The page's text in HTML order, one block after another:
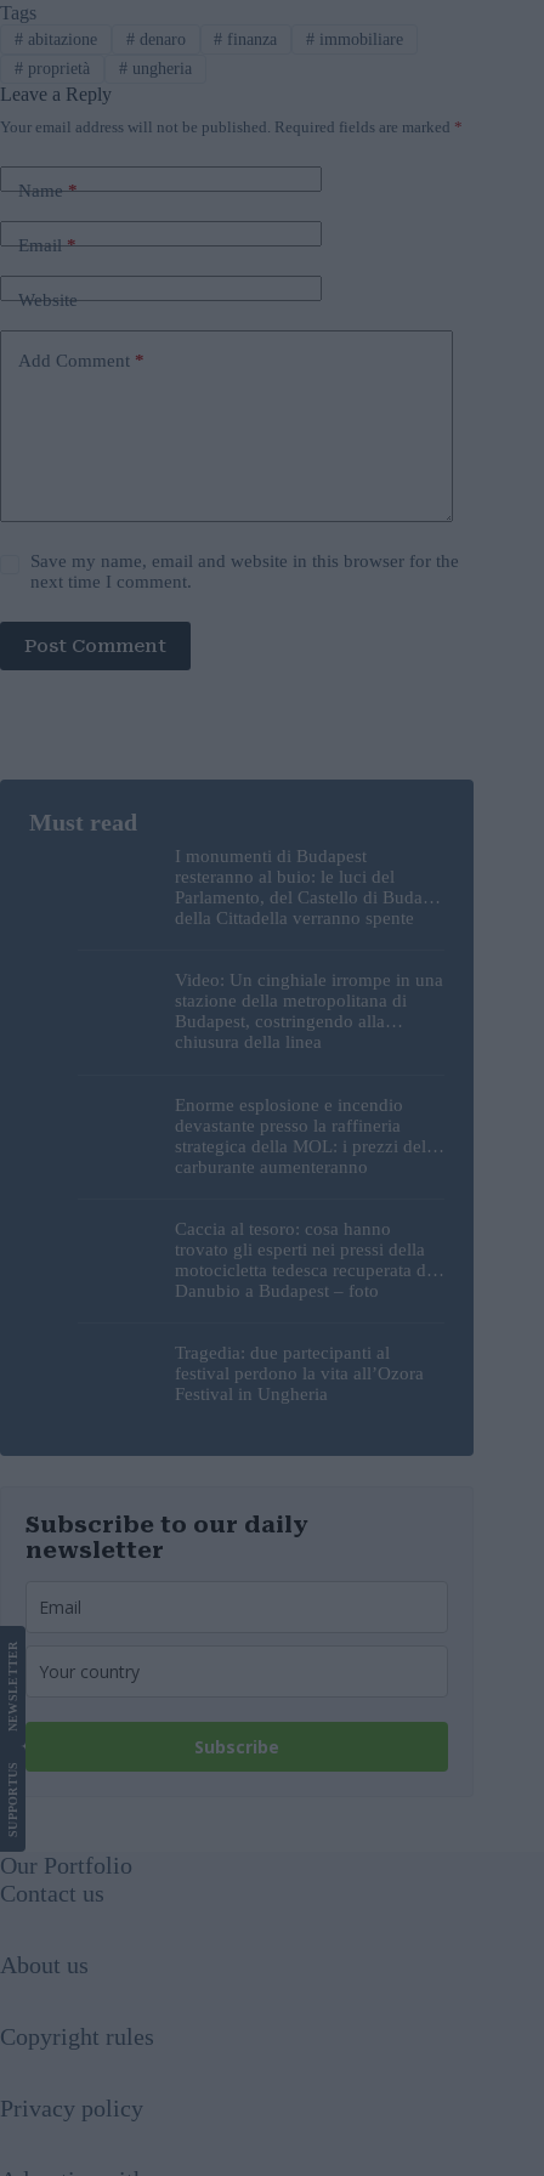
Tags
#abitazione #denaro # finanza # immobiliare
#proprietà #ungheria
Leave a Reply
Your email address will not be published. Required fields are marked *
Name*
Email*
Website
Add Comment *
Save my name, email and website in this browser for the
next time I comment.
Post Comment
I monumenti di Budapest
resteranno al buio: le luci del
Parlamento, del Castello di Buda e
della Cittadella verranno spente
Video: Un cinghiale irrompe in una
stazione della metropolitana di
Budapest, costringendo alla
chiusura della linea
Enorme esplosione e incendio
devastante presso la raffineria
strategica della MOL: i prezzi del
carburante aumenteranno
Caccia al tesoro: cosa hanno
trovato gli esperti nei pressi della
motocicletta tedesca recuperata dal
Danubio a Budapest – foto
Tragedia: due partecipanti al
festival perdono la vita all’Ozora
Festival in Ungheria
Subscribe to our daily
newsletter
Subscribe
SUPPORT
US
NEWS
LETTER
Our Portfolio
Contact us
About us
Copyright rules
Privacy policy